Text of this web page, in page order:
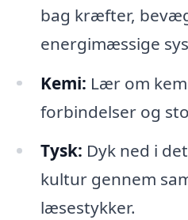
bag kræfter,
energimæssige
Kemi: Lær om
forbindelser og
Tysk: Dyk ned i
kultur gennem
læsestykker.